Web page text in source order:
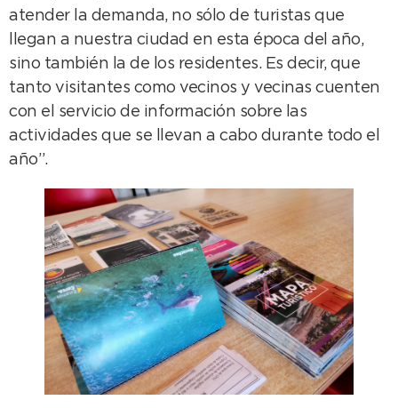
atender la demanda, no sólo de turistas que
llegan a nuestra ciudad en esta época del año,
sino también la de los residentes. Es decir, que
tanto visitantes como vecinos y vecinas cuenten
con el servicio de información sobre las
actividades que se llevan a cabo durante todo el
año”.